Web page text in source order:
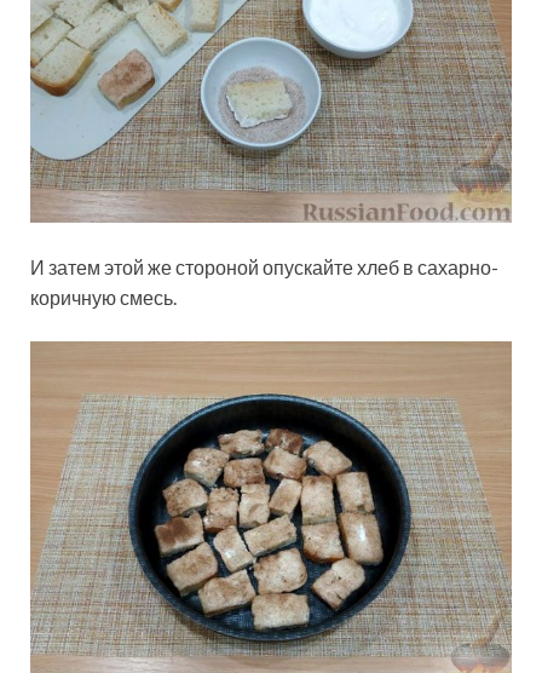
И затем этой же стороной опускайте хлеб в сахарно-
коричную смесь.